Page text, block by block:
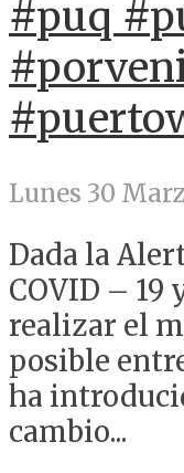
#puq
Lunes 30
Dada la
COVID – 19
realizar el
posible
ha
cambio...